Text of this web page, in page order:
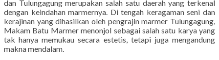
dan Tulungagung merupakan salah satu daerah yang terkenal
dengan keindahan marmernya. Di tengah keragaman seni dan
kerajinan yang dihasilkan oleh pengrajin marmer Tulungagung,
Makam Batu Marmer menonjol sebagai salah satu karya yang
tak hanya memukau secara estetis, tetapi juga mengandung
makna mendalam.